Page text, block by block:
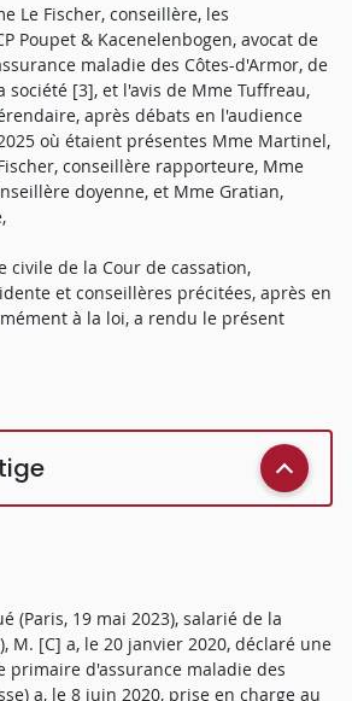
Le Fischer, conseillère, les
Poupet & Kacenelenbogen, avocat de
maladie des Côtes-d'Armor, de
société [3], et l'avis de Mme Tuffreau,
après débats en l'audience
où étaient présentes Mme Martinel,
conseillère rapporteure, Mme
doyenne, et Mme Gratian,
civile de la Cour de cassation,
et conseillères précitées, après en
à la loi, a rendu le présent
(Paris, 19 mai 2023), salarié de la
M. [C] a, le 20 janvier 2020, déclaré une
primaire d'assurance maladie des
a, le 8 juin 2020, prise en charge au